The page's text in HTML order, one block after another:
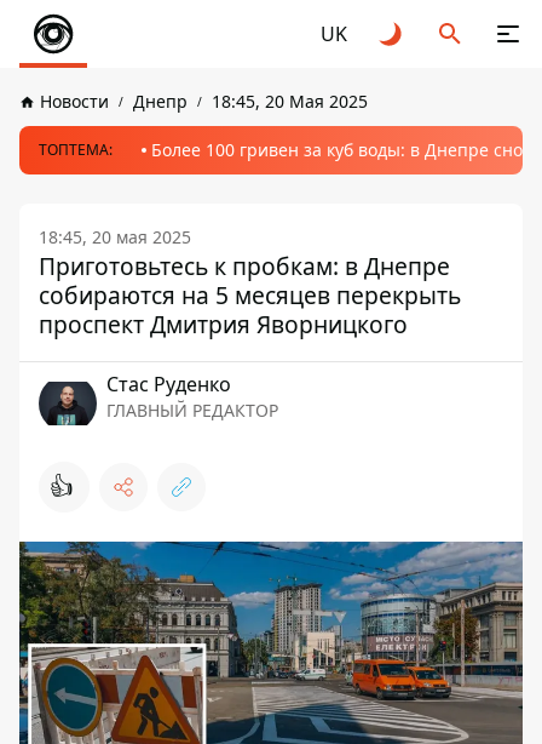
UK
Новости Днепр 18:45, 20 Мая 2025
ТОПТЕМА: Более 100 гривен за куб воды: в Днепре
18:45, 20 мая 2025
Приготовьтесь к пробкам: в Днепре
собираются на 5 месяцев перекрыть
проспект Дмитрия Яворницкого
Стаc Руденко
ГЛАВНЫЙ РЕДАКТОР
👍